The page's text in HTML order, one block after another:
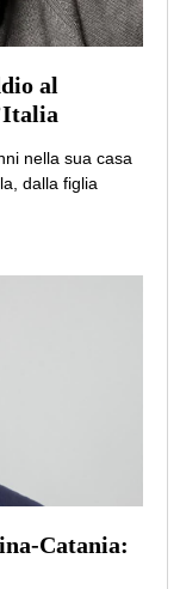
al
nella sua casa
dalla figlia
Catania: